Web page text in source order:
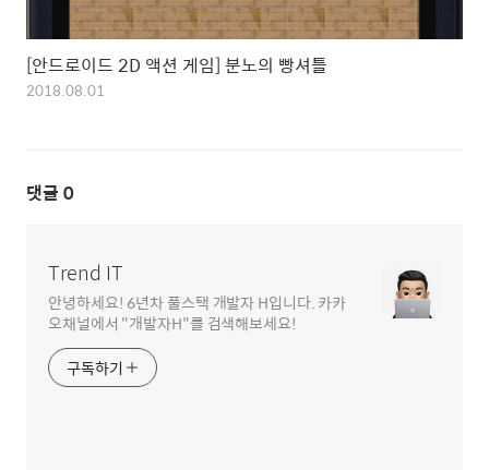
[안드로이드 2D 액션 게임] 분노의 빵셔틀
2018.08.01
댓글 0
Trend IT
안녕하세요! 6년차 풀스택 개발자 H입니다. 카카
오채널에서 "개발자H"를 검색해보세요!
구독하기